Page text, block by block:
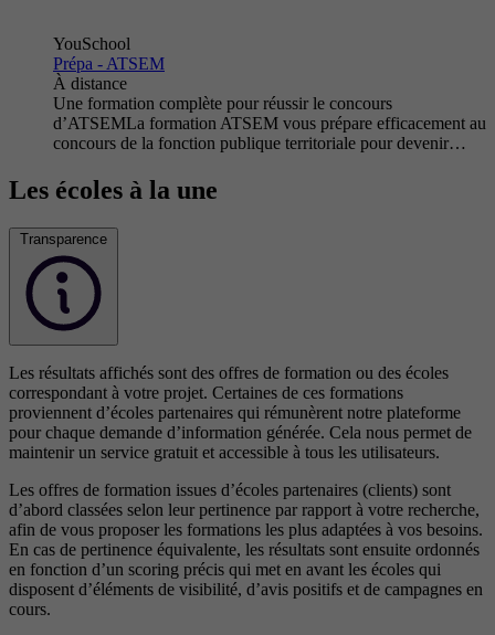
YouSchool
Prépa - ATSEM
À distance
Une formation complète pour réussir le concours
d’ATSEMLa formation ATSEM vous prépare efficacement au
concours de la fonction publique territoriale pour devenir…
Les écoles à la une
Transparence
Les résultats affichés sont des offres de formation ou des écoles
correspondant à votre projet. Certaines de ces formations
proviennent d’écoles partenaires qui rémunèrent notre plateforme
pour chaque demande d’information générée. Cela nous permet de
maintenir un service gratuit et accessible à tous les utilisateurs.
Les offres de formation issues d’écoles partenaires (clients) sont
d’abord classées selon leur pertinence par rapport à votre recherche,
afin de vous proposer les formations les plus adaptées à vos besoins.
En cas de pertinence équivalente, les résultats sont ensuite ordonnés
en fonction d’un scoring précis qui met en avant les écoles qui
disposent d’éléments de visibilité, d’avis positifs et de campagnes en
cours.